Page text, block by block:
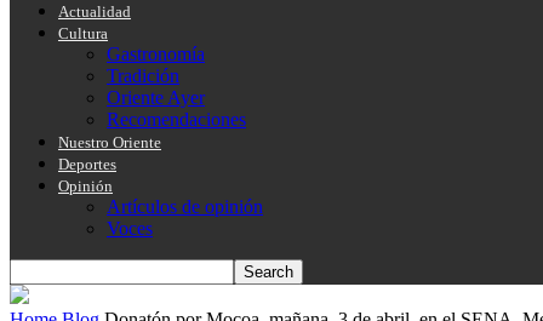
Actualidad
Cultura
Gastronomía
Tradición
Oriente Ayer
Recomendaciones
Nuestro Oriente
Deportes
Opinión
Artículos de opinión
Voces